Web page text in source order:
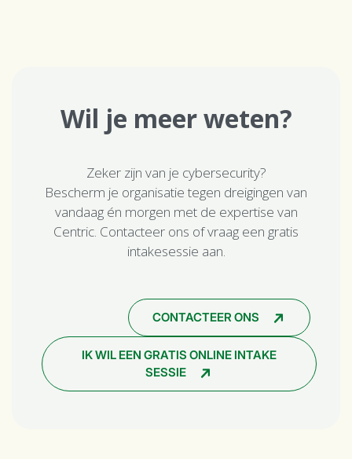
Wil je meer weten?
Zeker zijn van je cybersecurity?
Bescherm je organisatie tegen dreigingen van
vandaag én morgen met de expertise van
Centric. Contacteer ons of vraag een gratis
intakesessie aan.
CONTACTEER ONS
IK WIL EEN GRATIS ONLINE INTAKE
SESSIE